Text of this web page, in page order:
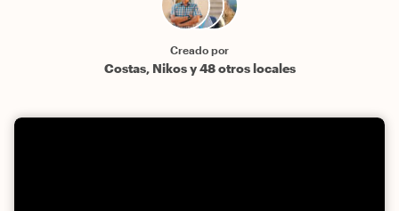
Creado por
Costas, Nikos y 48 otros locales